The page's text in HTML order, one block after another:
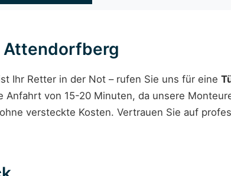
Attendorfberg
Ihr Retter in der Not – rufen Sie uns für eine
von 15-20 Minuten, da unsere
versteckte Kosten. Vertrauen Sie auf